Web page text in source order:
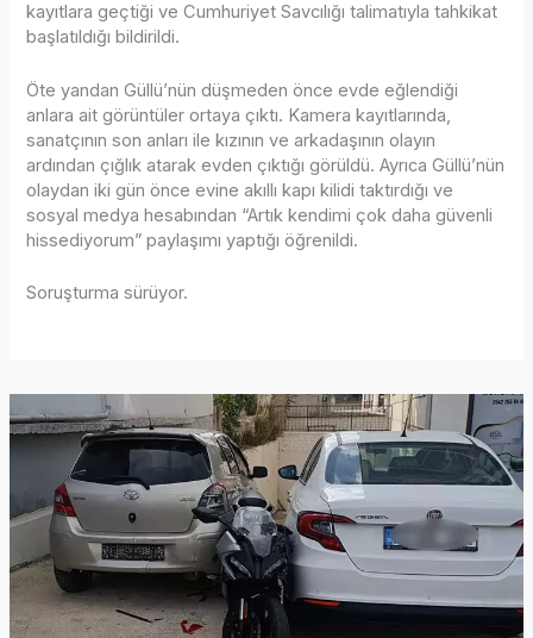
kayıtlara geçtiği ve Cumhuriyet Savcılığı talimatıyla tahkikat
başlatıldığı bildirildi.
Öte yandan Güllü’nün düşmeden önce evde eğlendiği
anlara ait görüntüler ortaya çıktı. Kamera kayıtlarında,
sanatçının son anları ile kızının ve arkadaşının olayın
ardından çığlık atarak evden çıktığı görüldü. Ayrıca Güllü’nün
olaydan iki gün önce evine akıllı kapı kilidi taktırdığı ve
sosyal medya hesabından “Artık kendimi çok daha güvenli
hissediyorum” paylaşımı yaptığı öğrenildi.
Soruşturma sürüyor.